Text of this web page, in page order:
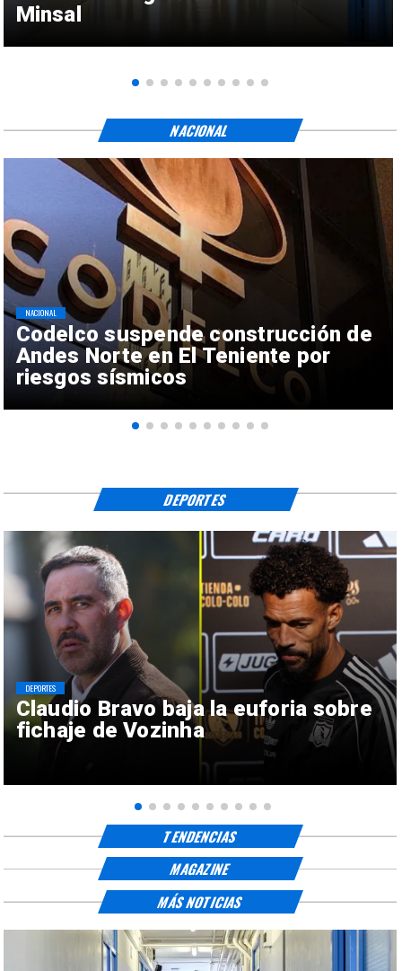
Minsal
Codelco suspende construcción de
Andes Norte en El Teniente por
riesgos sísmicos
NACIONAL
NACIONAL
Claudio Bravo baja la euforia sobre
fichaje de Vozinha
DEPORTES
DEPORTES
TENDENCIAS
MAGAZINE
MÁS NOTICIAS